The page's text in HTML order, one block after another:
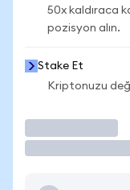
50x kaldıraca
pozisyon alın.
Stake Et
Kriptonuzu